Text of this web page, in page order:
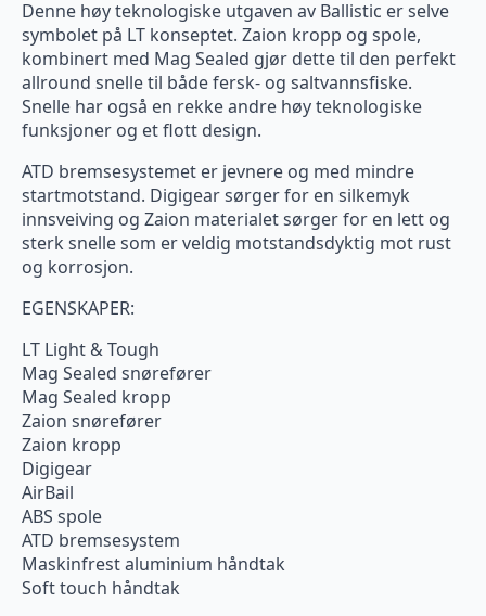
Denne høy teknologiske utgaven av Ballistic er selve
symbolet på LT konseptet. Zaion kropp og spole,
kombinert med Mag Sealed gjør dette til den perfekt
allround snelle til både fersk- og saltvannsfiske.
Snelle har også en rekke andre høy teknologiske
funksjoner og et flott design.
ATD bremsesystemet er jevnere og med mindre
startmotstand. Digigear sørger for en silkemyk
innsveiving og Zaion materialet sørger for en lett og
sterk snelle som er veldig motstandsdyktig mot rust
og korrosjon.
EGENSKAPER:
LT Light & Tough
Mag Sealed snørefører
Mag Sealed kropp
Zaion snørefører
Zaion kropp
Digigear
AirBail
ABS spole
ATD bremsesystem
Maskinfrest aluminium håndtak
Soft touch håndtak